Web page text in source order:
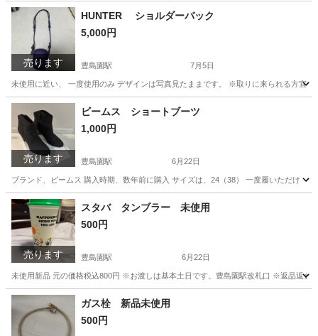
売ります
HUNTER ショルダーバック
5,000円
豊島園駅 7月5日
未使用に近い、 一度使用のみ デザインは写真見たままです。 ※取りに来られる方宜
東京 練馬区 豊島園駅 ショルダーバック
売ります
ビームス ショートブーツ
1,000円
豊島園駅 6月22日
ブランド、ビームス 購入時期、数年前に購入 サイズは、24（38） 一度履いただけ
東京 練馬区 豊島園駅 ショートブーツ
売ります
スタバ タンブラー 未使用
500円
豊島園駅 6月22日
未使用新品 元の価格税込800円 ※お渡しは基本土日です。豊島園駅改札口 ※返品返金
東京 練馬区 豊島園駅 その他
ガス栓 新品未使用
500円